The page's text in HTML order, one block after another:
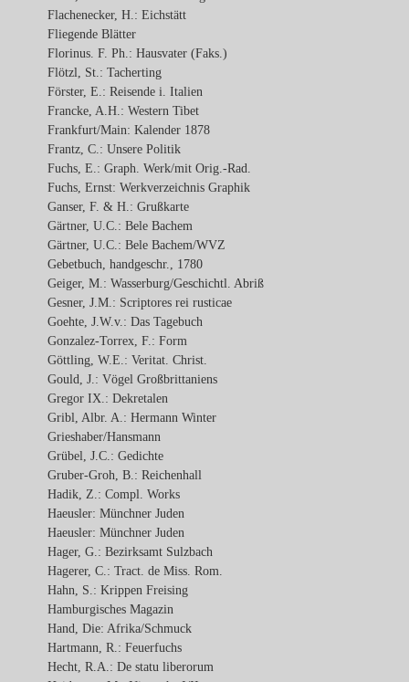
Flachenecker, H.: Eichstätt
Fliegende Blätter
Florinus. F. Ph.: Hausvater (Faks.)
Flötzl, St.: Tacherting
Förster, E.: Reisende i. Italien
Francke, A.H.: Western Tibet
Frankfurt/Main: Kalender 1878
Frantz, C.: Unsere Politik
Fuchs, E.: Graph. Werk/mit Orig.-Rad.
Fuchs, Ernst: Werkverzeichnis Graphik
Ganser, F. & H.: Grußkarte
Gärtner, U.C.: Bele Bachem
Gärtner, U.C.: Bele Bachem/WVZ
Gebetbuch, handgeschr., 1780
Geiger, M.: Wasserburg/Geschichtl. Abriß
Gesner, J.M.: Scriptores rei rusticae
Goehte, J.W.v.: Das Tagebuch
Gonzalez-Torrex, F.: Form
Göttling, W.E.: Veritat. Christ.
Gould, J.: Vögel Großbrittaniens
Gregor IX.: Dekretalen
Gribl, Albr. A.: Hermann Winter
Grieshaber/Hansmann
Grübel, J.C.: Gedichte
Gruber-Groh, B.: Reichenhall
Hadik, Z.: Compl. Works
Haeusler: Münchner Juden
Haeusler: Münchner Juden
Hager, G.: Bezirksamt Sulzbach
Hagerer, C.: Tract. de Miss. Rom.
Hahn, S.: Krippen Freising
Hamburgisches Magazin
Hand, Die: Afrika/Schmuck
Hartmann, R.: Feuerfuchs
Hecht, R.A.: De statu liberorum